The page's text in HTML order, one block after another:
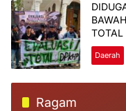
TOTAL
Daerah
Ragam